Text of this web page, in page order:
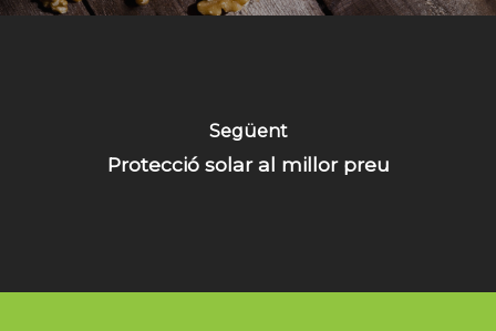
Següent
Protecció solar al millor preu